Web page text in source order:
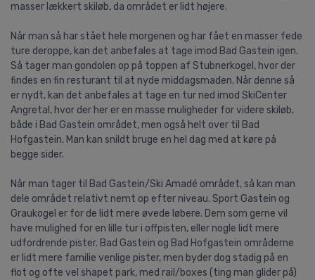
masser lækkert skiløb, da området er lidt højere.
Når man så har stået hele morgenen og har fået en masser fede
ture deroppe, kan det anbefales at tage imod Bad Gastein igen.
Så tager man gondolen op på toppen af Stubnerkogel, hvor der
findes en fin resturant til at nyde middagsmaden. Når denne så
er nydt, kan det anbefales at tage en tur ned imod SkiCenter
Angretal, hvor der her er en masse muligheder for videre skiløb,
både i Bad Gastein området, men også helt over til Bad
Hofgastein. Man kan snildt bruge en hel dag med at køre på
begge sider.
Når man tager til Bad Gastein/Ski Amadé området, så kan man
dele området relativt nemt op efter niveau. Sport Gastein og
Graukogel er for de lidt mere øvede løbere. Dem som gerne vil
have mulighed for en lille tur i offpisten, eller nogle lidt mere
udfordrende pister. Bad Gastein og Bad Hofgastein områderne
er lidt mere familie venlige pister, men byder dog stadig på en
flot og ofte vel shapet park, med rail/boxes (ting man glider på)